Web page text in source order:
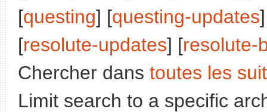
[questing] [questing-updates
[resolute-updates] [resolute-
Chercher dans toutes les
Limit search to a specific